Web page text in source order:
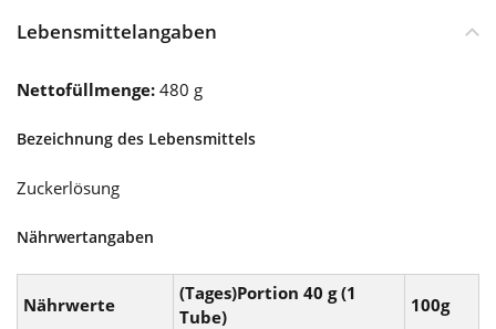
Lebensmittelangaben
Nettofüllmenge: 480 g
Bezeichnung des Lebensmittels
Zuckerlösung
Nährwertangaben
Nährwerte
(Tages)Portion 40 g (1
Tube)
100g